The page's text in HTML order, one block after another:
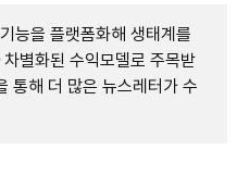
능을 플랫폼화해 생태계를
별화된 수익모델로 주목받
통해 더 많은 뉴스레터가 수